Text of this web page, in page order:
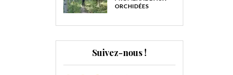
ORCHIDÉES
Suivez-nous !